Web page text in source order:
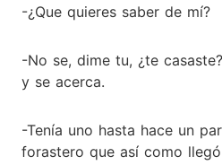
-¿Que quieres saber de mí?
-No se, dime tu, ¿te
y se acerca.
-Tenía uno hasta hace un
forastero que así como